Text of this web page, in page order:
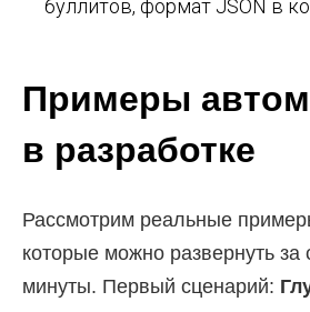
буллитов, формат JSON в
Примеры
в разработке
Рассмотрим реальные
которые можно развернуть за
минуты. Первый сценарий: